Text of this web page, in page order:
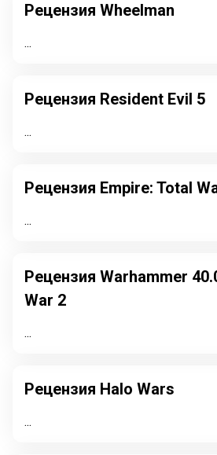
Рецензия Wheelman
...
Рецензия Resident Evil 5
...
Рецензия Empire: Total
...
Рецензия Warhammer
War 2
...
Рецензия Halo Wars
...